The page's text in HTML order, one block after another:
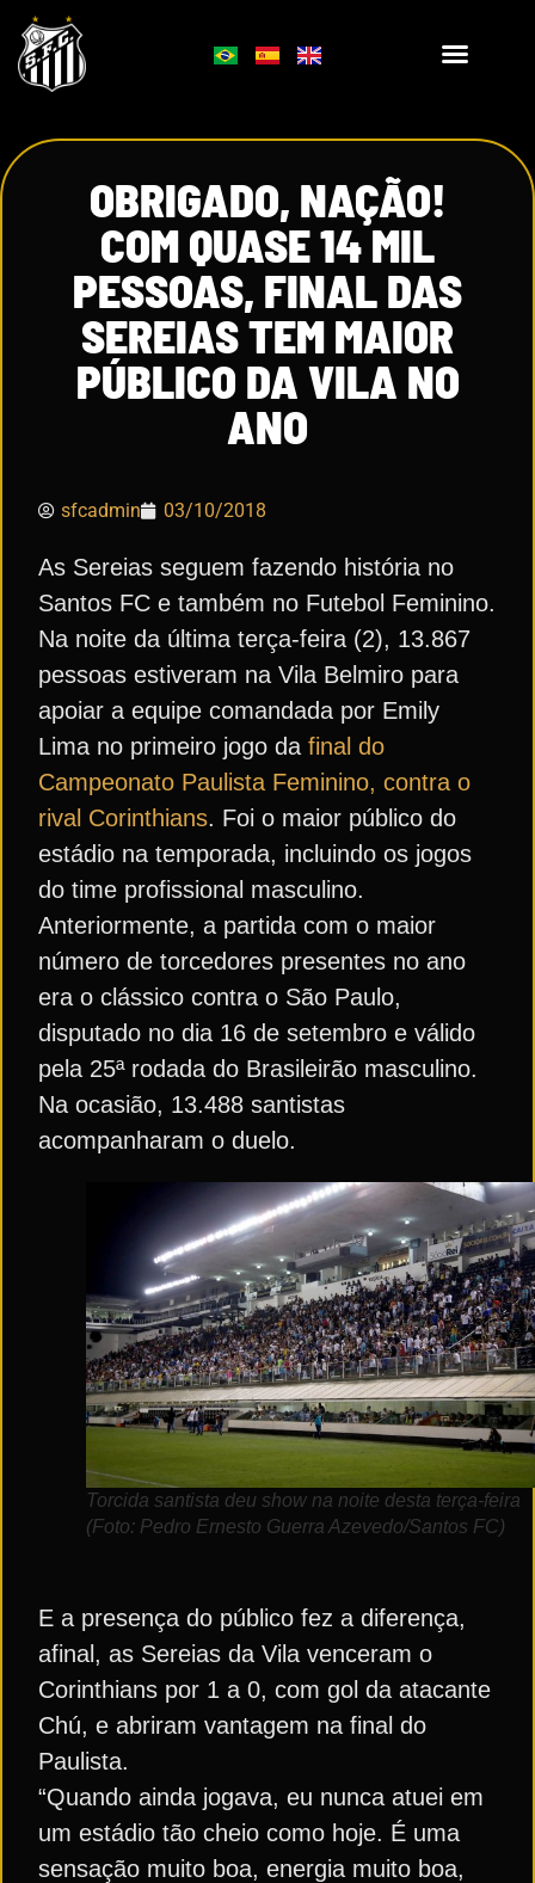
OBRIGADO, NAÇÃO!
COM QUASE 14 MIL
PESSOAS, FINAL DAS
SEREIAS TEM MAIOR
PÚBLICO DA VILA NO
ANO
sfcadmin 03/10/2018
As Sereias seguem fazendo história no
Santos FC e também no Futebol Feminino.
Na noite da última terça-feira (2), 13.867
pessoas estiveram na Vila Belmiro para
apoiar a equipe comandada por Emily
Lima no primeiro jogo da final do
Campeonato Paulista Feminino, contra o
rival Corinthians. Foi o maior público do
estádio na temporada, incluindo os jogos
do time profissional masculino.
Anteriormente, a partida com o maior
número de torcedores presentes no ano
era o clássico contra o São Paulo,
disputado no dia 16 de setembro e válido
pela 25ª rodada do Brasileirão masculino.
Na ocasião, 13.488 santistas
acompanharam o duelo.
Torcida santista deu show na noite desta terça-feira
(Foto: Pedro Ernesto Guerra Azevedo/Santos FC)
E a presença do público fez a diferença,
afinal, as Sereias da Vila venceram o
Corinthians por 1 a 0, com gol da atacante
Chú, e abriram vantagem na final do
Paulista.
“Quando ainda jogava, eu nunca atuei em
um estádio tão cheio como hoje. É uma
sensação muito boa, energia muito boa,